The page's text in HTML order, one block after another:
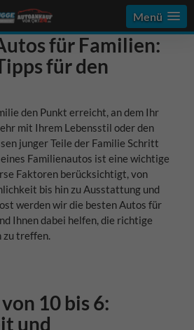
Menü
für Familien:
für den
den Punkt erreicht, an dem Ihr
mit Ihrem Lebensstil oder den
junger Teile der Familie Schritt
Familienautos ist eine wichtige
Faktoren berücksichtigt, von
bis hin zu Ausstattung und
werden wir die besten Autos für
Ihnen dabei helfen, die richtige
treffen.
10 bis 6:
und